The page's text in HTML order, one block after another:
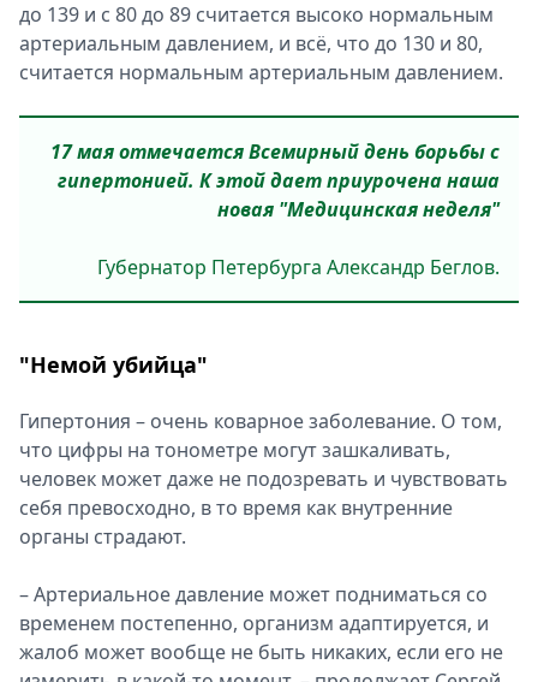
до 139 и с 80 до 89 считается высоко нормальным
артериальным давлением, и всё, что до 130 и 80,
считается нормальным артериальным давлением.
17 мая отмечается Всемирный день борьбы с
гипертонией. К этой дает приурочена наша
новая "Медицинская неделя"
Губернатор Петербурга Александр Беглов.
"Немой убийца"
Гипертония – очень коварное заболевание. О том,
что цифры на тонометре могут зашкаливать,
человек может даже не подозревать и чувствовать
себя превосходно, в то время как внутренние
органы страдают.
– Артериальное давление может подниматься со
временем постепенно, организм адаптируется, и
жалоб может вообще не быть никаких, если его не